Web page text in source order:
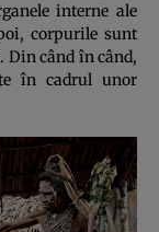
interne ale
corpurile sunt
Din când în când,
în cadrul unor